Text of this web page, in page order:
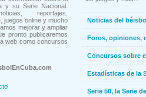
y su Serie Nacional.
reportajes,
juegos online y mucho
mejorar y ampliar
pronto publicaremos
web como concursos
Noticias del
Foros, opiniones,
Concursos sobre
Estadísticas de la
Serie 50, la Serie